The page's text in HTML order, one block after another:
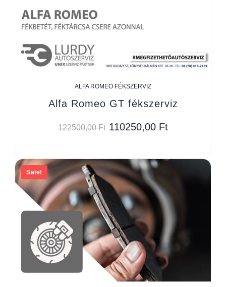
ALFA ROMEO FÉKSZERVIZ
Alfa Romeo GT fékszerviz
122500,00Ft 110250,00 Ft
Sale!